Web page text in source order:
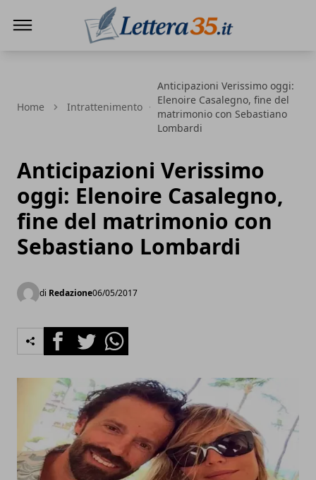
Home Intrattenimento
Anticipazioni Verissimo oggi:
Elenoire Casalegno, fine del
matrimonio con Sebastiano
Lombardi
Anticipazioni Verissimo
oggi: Elenoire Casalegno,
fine del matrimonio con
Sebastiano Lombardi
di Redazione06/05/2017
FacebookTwitterWhatsapp